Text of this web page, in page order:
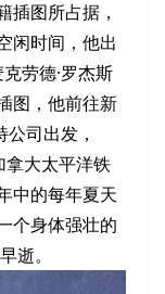
插图所占据，
闲时间，他出
劳德·罗杰斯
图，他前往新
司出发，
拿大太平洋铁
中的每年夏天
个身体强壮的
逝。